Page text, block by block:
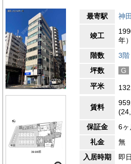
最寄駅 神
竣工
年）
階数
3階
坪数
G
平米
賃料
保証金
6ヶ
礼金
無
入居時期
即日